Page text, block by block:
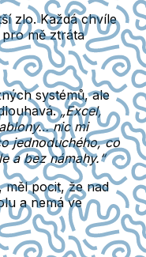
zlo. Každá chvíle
mě ztráta
systémů, ale
„Excel,
nic mi
jednoduchého, co
a bez námahy.“
, měl pocit, že nad
a nemá ve